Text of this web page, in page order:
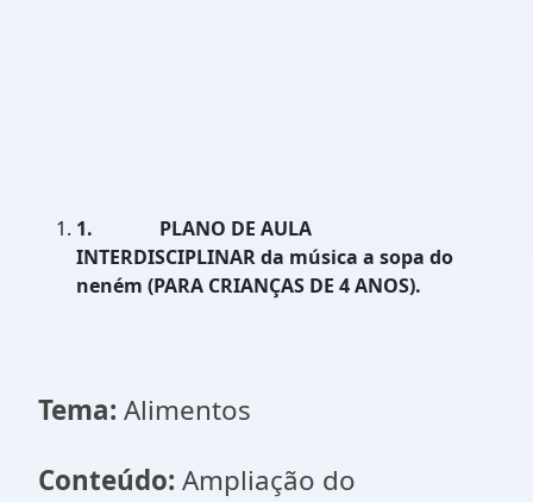
1. PLANO DE AULA
INTERDISCIPLINAR da música a sopa do
neném (PARA CRIANÇAS DE 4 ANOS).
Tema: Alimentos
Conteúdo: Ampliação do